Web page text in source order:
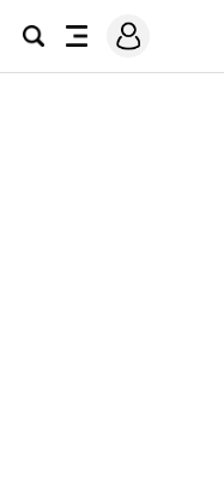
검
전
메
그